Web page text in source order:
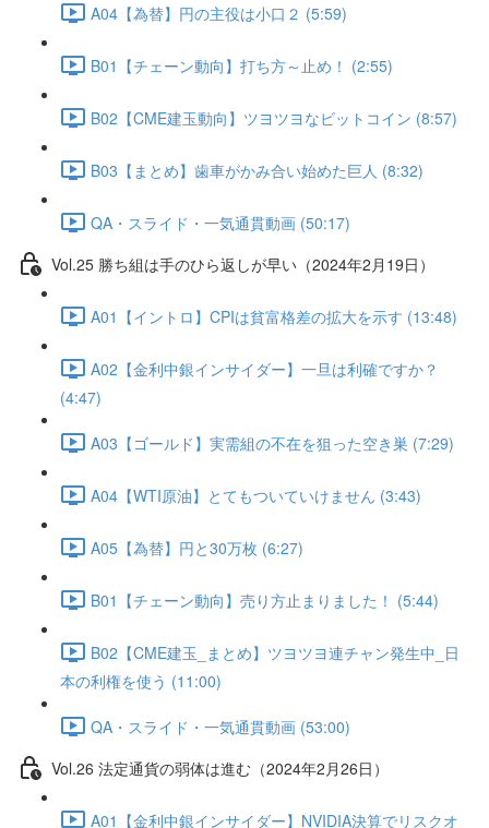
A04【為替】円の主役は小口２ (5:59)
B01【チェーン動向】打ち方～止め！ (2:55)
B02【CME建玉動向】ツヨツヨなビットコイン (8:57)
B03【まとめ】歯車がかみ合い始めた巨人 (8:32)
QA・スライド・一気通貫動画 (50:17)
Vol.25 勝ち組は手のひら返しが早い（2024年2月19日）
A01【イントロ】CPIは貧富格差の拡大を示す (13:48)
A02【金利中銀インサイダー】一旦は利確ですか？
(4:47)
A03【ゴールド】実需組の不在を狙った空き巣 (7:29)
A04【WTI原油】とてもついていけません (3:43)
A05【為替】円と30万枚 (6:27)
B01【チェーン動向】売り方止まりました！ (5:44)
B02【CME建玉_まとめ】ツヨツヨ連チャン発生中_日
本の利権を使う (11:00)
QA・スライド・一気通貫動画 (53:00)
Vol.26 法定通貨の弱体は進む（2024年2月26日）
A01【金利中銀インサイダー】NVIDIA決算でリスクオ